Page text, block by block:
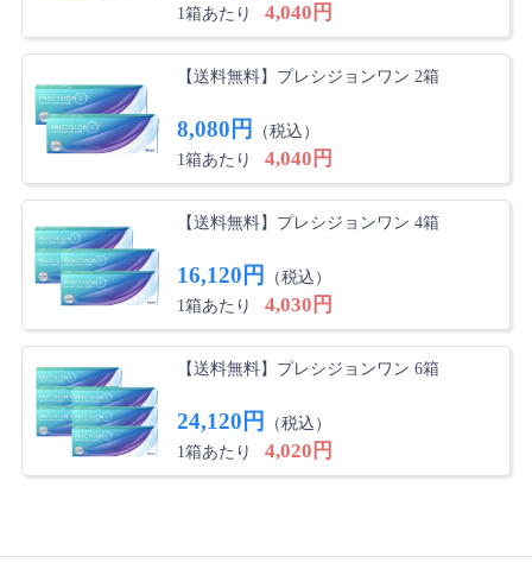
1箱あたり
4,040円
【送料無料】プレシジョンワン 2箱
8,080円
（税込）
1箱あたり
4,040円
【送料無料】プレシジョンワン 4箱
16,120円
（税込）
1箱あたり
4,030円
【送料無料】プレシジョンワン 6箱
24,120円
（税込）
1箱あたり
4,020円